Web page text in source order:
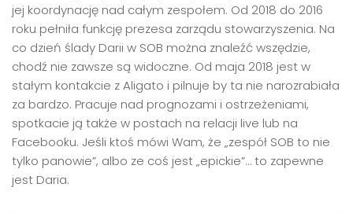
jej koordynację nad całym zespołem. Od 2018 do 2016
roku pełniła funkcję prezesa zarządu stowarzyszenia. Na
co dzień ślady Darii w SOB można znaleźć wszędzie,
chodź nie zawsze są widoczne. Od maja 2018 jest w
stałym kontakcie z Aligato i pilnuje by ta nie narozrabiała
za bardzo. Pracuje nad prognozami i ostrzeżeniami,
spotkacie ją także w postach na relacji live lub na
Facebooku. Jeśli ktoś mówi Wam, że „zespół SOB to nie
tylko panowie”, albo ze coś jest „epickie”… to zapewne
jest Daria.